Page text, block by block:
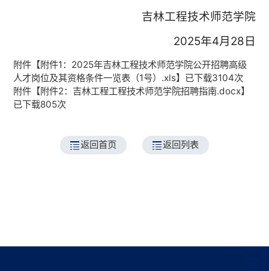
吉林工程技术师范学院
2025年4月28日
附件【附件1：2025年吉林工程技术师范学院公开招聘高级
人才岗位及其资格条件一览表（1号）.xls】已下载3104次
附件【附件2：吉林工程工程技术师范学院招聘指南.docx】
已下载805次
返回首页 返回列表